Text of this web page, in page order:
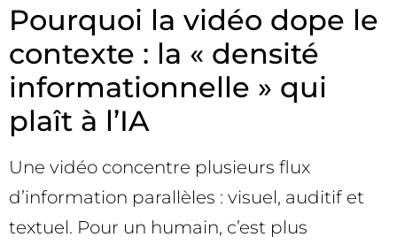
Pourquoi la vidéo dope le
contexte : la « densité
informationnelle » qui
plaît à l’IA
Une vidéo concentre plusieurs flux
d’information parallèles : visuel, auditif et
textuel. Pour un humain, c’est plus